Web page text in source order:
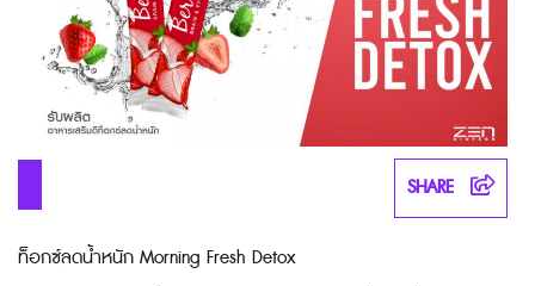
SHARE
ท็อกซ์ลดน้ำหนัก Morning Fresh Detox